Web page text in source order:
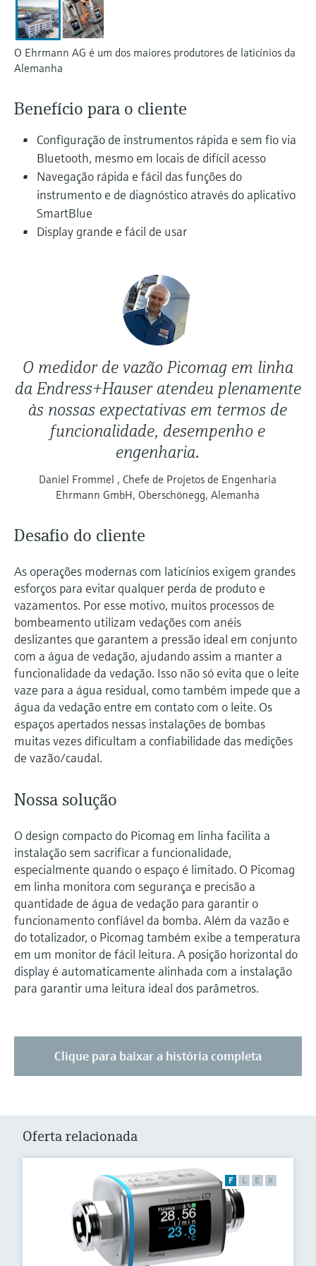
Device Viewer
Find product-specific information and
documentation
Find spare parts by product root, order code,
Medição de nível com pressão
Comprar tudo
Tecnologia Memosens
Comprar tudo
do processo para tomada de
decisões
O Ehrmann AG é um dos maiores produtores de laticínios da
Alemanha
Benefício para o cliente
Configuração de instrumentos rápida e sem fio via
Bluetooth, mesmo em locais de difícil acesso
Navegação rápida e fácil das funções do
instrumento e de diagnóstico através do aplicativo
SmartBlue
Display grande e fácil de usar
O medidor de vazão Picomag em linha
da Endress+Hauser atendeu plenamente
às nossas expectativas em termos de
funcionalidade, desempenho e
engenharia.
Daniel Frommel , Chefe de Projetos de Engenharia
Ehrmann GmbH, Oberschönegg, Alemanha
Desafio do cliente
As operações modernas com laticínios exigem grandes
esforços para evitar qualquer perda de produto e
vazamentos. Por esse motivo, muitos processos de
bombeamento utilizam vedações com anéis
deslizantes que garantem a pressão ideal em conjunto
com a água de vedação, ajudando assim a manter a
funcionalidade da vedação. Isso não só evita que o leite
vaze para a água residual, como também impede que a
água da vedação entre em contato com o leite. Os
espaços apertados nessas instalações de bombas
muitas vezes dificultam a confiabilidade das medições
de vazão/caudal.
Nossa solução
O design compacto do Picomag em linha facilita a
instalação sem sacrificar a funcionalidade,
especialmente quando o espaço é limitado. O Picomag
em linha monitora com segurança e precisão a
quantidade de água de vedação para garantir o
funcionamento confiável da bomba. Além da vazão e
do totalizador, o Picomag também exibe a temperatura
em um monitor de fácil leitura. A posição horizontal do
display é automaticamente alinhada com a instalação
para garantir uma leitura ideal dos parâmetros.
Clique para baixar a história completa
Oferta relacionada
F L E X